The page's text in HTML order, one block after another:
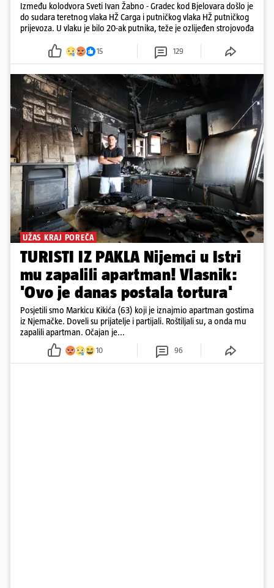
Između kolodvora Sveti Ivan Žabno - Gradec kod Bjelovara došlo je
do sudara teretnog vlaka HŽ Carga i putničkog vlaka HŽ putničkog
prijevoza. U vlaku je bilo 20-ak putnika, teže je ozlijeđen strojovođa
15 129
UŽAS KRAJ POREČA
TURISTI IZ PAKLA Nijemci u Istri
mu zapalili apartman! Vlasnik:
'Ovo je danas postala tortura'
Posjetili smo Markicu Kikića (63) koji je iznajmio apartman gostima
iz Njemačke. Doveli su prijatelje i partijali. Roštiljali su, a onda mu
zapalili apartman. Očajan je...
10 96